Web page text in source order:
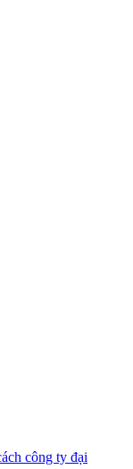
công ty đại